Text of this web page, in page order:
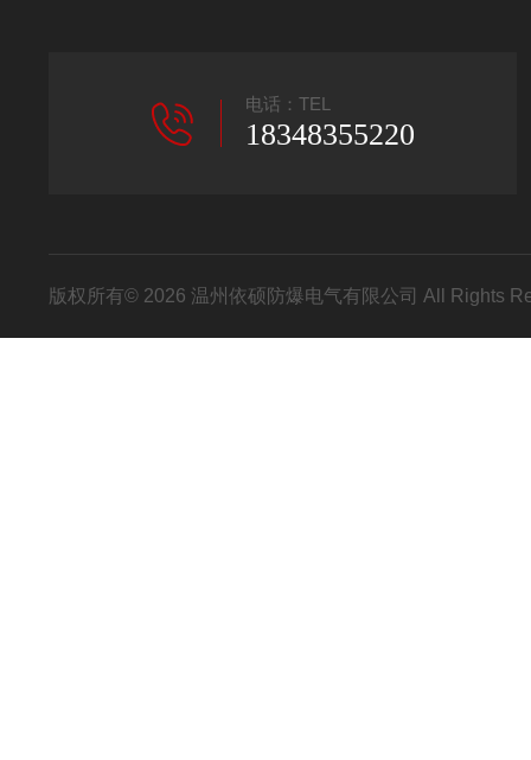
电话：TEL
18348355220
版权所有© 2026 温州依硕防爆电气有限公司 All Rights